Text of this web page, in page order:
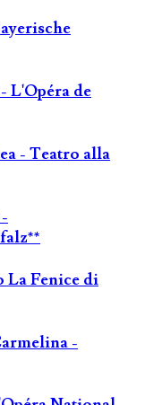
L'Opéra de
- Teatro alla
La Fenice di
-